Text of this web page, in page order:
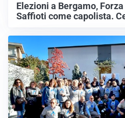
Elezioni a Bergamo,
Saffioti come capolista.